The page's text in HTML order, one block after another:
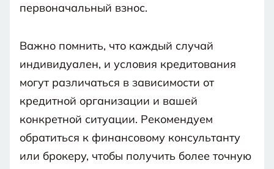
первоначальный взнос.
Важно помнить, что каждый случай
индивидуален, и условия кредитования
могут различаться в зависимости от
кредитной организации и вашей
конкретной ситуации. Рекомендуем
обратиться к финансовому консультанту
или брокеру, чтобы получить более точную